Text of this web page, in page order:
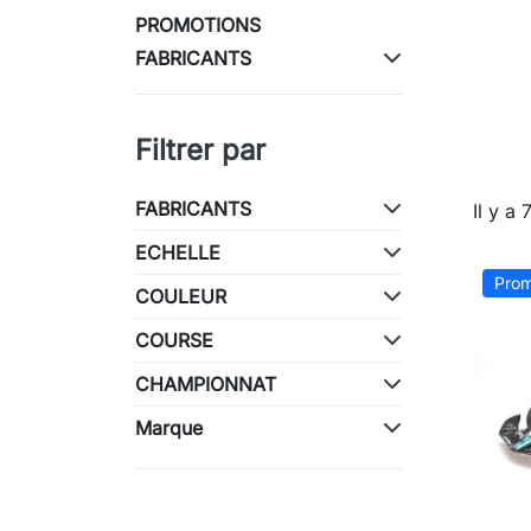
PROMOTIONS
FABRICANTS
Filtrer par
FABRICANTS
ECHELLE
COULEUR
COURSE
CHAMPIONNAT
Marque
Il y a